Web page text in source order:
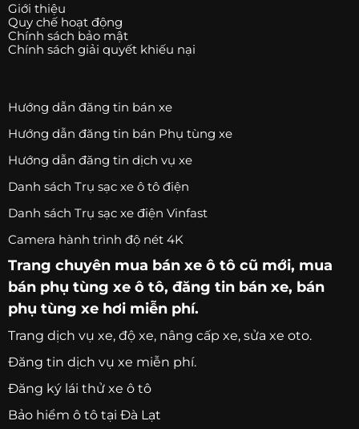
Giới thiệu
Quy chế hoạt động
Chính sách bảo mật
Chính sách giải quyết khiếu nại
Hướng dẫn đăng tin bán xe
Hướng dẫn đăng tin bán Phụ tùng xe
Hướng dẫn đăng tin dịch vụ xe
Danh sách Trụ sạc xe ô tô điện
Danh sách Trụ sạc xe điện Vinfast
Camera hành trình độ nét 4K
Trang chuyên mua bán xe ô tô cũ mới, mua
bán phụ tùng xe ô tô, đăng tin bán xe, bán
phụ tùng xe hơi miễn phí.
Trang dịch vụ xe, độ xe, nâng cấp xe, sửa xe oto.
Đăng tin dịch vụ xe miễn phí.
Đăng ký lái thử xe ô tô
Bảo hiểm ô tô tại Đà Lạt